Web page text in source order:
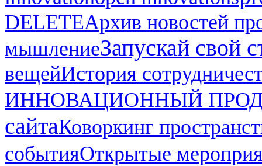
DELETEАрхив новостей
мышлениеЗапускай свой
вещейИстория
ИННОВАЦИОННЫЙ
сайтаКоворкинг
событияОткрытые